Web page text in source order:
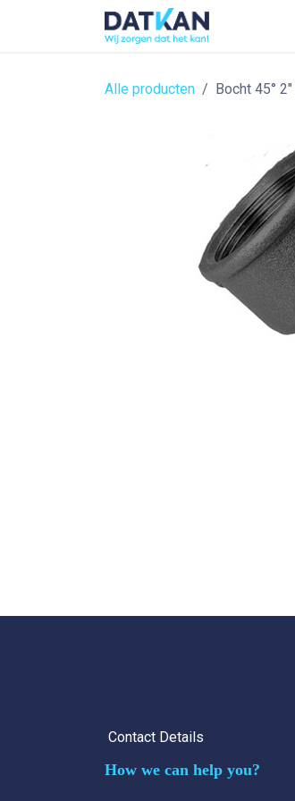
Alle producten Bocht 45°
Contact Details
How we can help you?